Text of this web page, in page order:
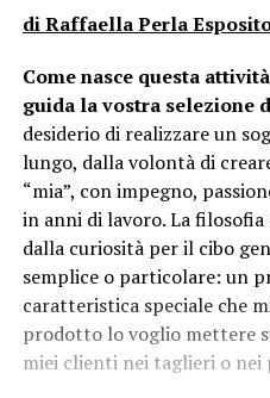
di Raffaella Perla
Come nasce questa
guida la vostra selezione
desiderio di realizzare un
lungo, dalla volontà di
“mia”, con impegno,
in anni di lavoro. La filosofia
dalla curiosità per il cibo
semplice o particolare: un
caratteristica speciale che
prodotto lo voglio mettere
miei clienti nei taglieri o nei